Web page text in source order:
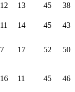
12 13 45 38
11 14 45 43
7 17 52 50
16 11 45 46